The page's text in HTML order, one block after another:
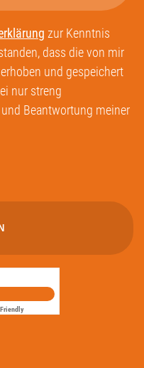
zur Kenntnis
dass die von mir
und gespeichert
nur streng
Beantwortung meiner
FriendlyCaptcha ⇗